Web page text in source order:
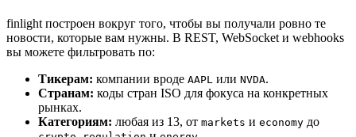
finlight построен вокруг того, чтобы вы получали ровно те
новости, которые вам нужны. В REST, WebSocket и webhooks
вы можете фильтровать по:
Тикерам: компании вроде AAPL или NVDA.
Странам: коды стран ISO для фокуса на конкретных
рынках.
Категориям: любая из 13, от markets и economy до